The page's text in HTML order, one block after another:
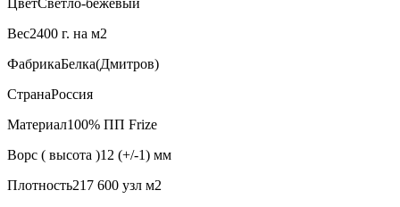
ЦветСветло-бежевый
Вес2400 г. на м2
ФабрикаБелка(Дмитров)
СтранаРоссия
Материал100% ПП Frize
Ворс ( высота )12 (+/-1) мм
Плотность217 600 узл м2